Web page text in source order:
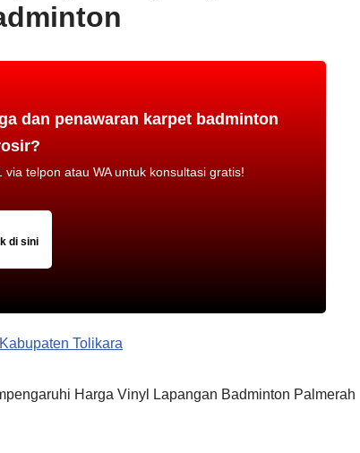
dan penawaran karpet badminton
telpon atau WA untuk konsultasi gratis!
di sini
Tolikara
Harga Vinyl Lapangan Badminton Palmerah